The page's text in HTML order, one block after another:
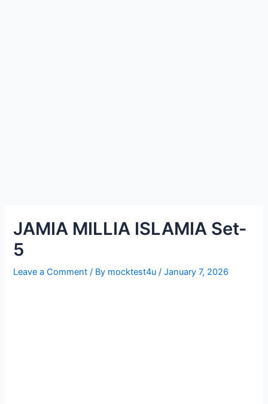
JAMIA MILLIA ISLAMIA Set-
5
Leave a Comment / By mocktest4u /January 7, 2026